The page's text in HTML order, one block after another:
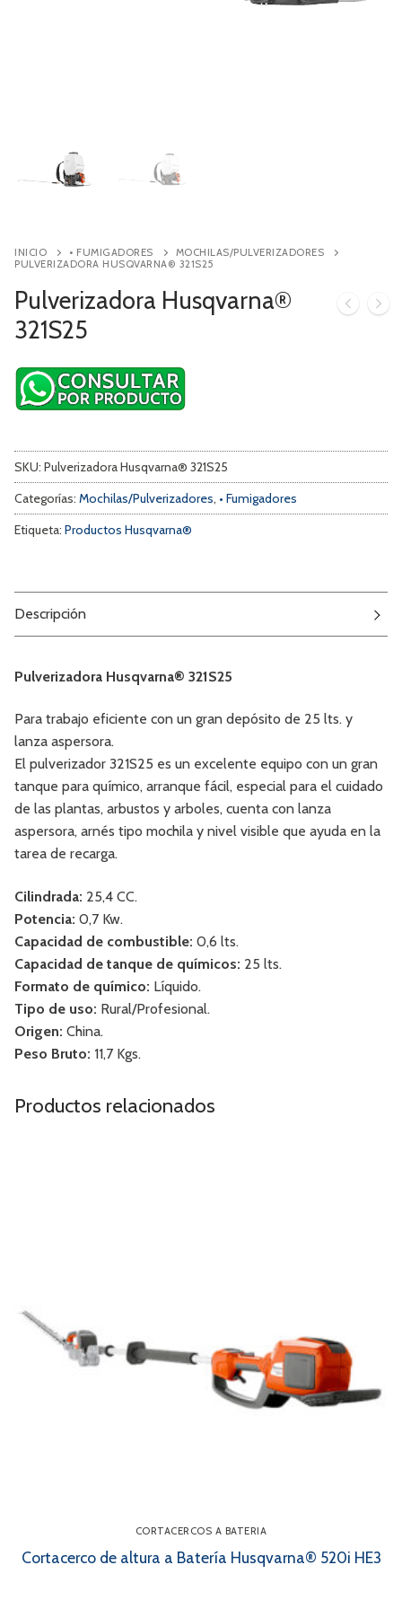
INICIO • FUMIGADORES
MOCHILAS/PULVERIZADORES
PULVERIZADORA HUSQVARNA® 321S25
Pulverizadora Husqvarna®
321S25
SKU: Pulverizadora Husqvarna® 321S25
Categorías: Mochilas/Pulverizadores, • Fumigadores
Etiqueta: Productos Husqvarna®
Descripción
Pulverizadora Husqvarna® 321S25
Para trabajo eficiente con un gran depósito de 25 lts. y
lanza aspersora.
El pulverizador 321S25 es un excelente equipo con un gran
tanque para químico, arranque fácil, especial para el cuidado
de las plantas, arbustos y arboles, cuenta con lanza
aspersora, arnés tipo mochila y nivel visible que ayuda en la
tarea de recarga.
Cilindrada: 25,4 CC.
Potencia: 0,7 Kw.
Capacidad de combustible: 0,6 lts.
Capacidad de tanque de químicos: 25 lts.
Formato de químico: Líquido.
Tipo de uso: Rural/Profesional.
Origen: China.
Peso Bruto: 11,7 Kgs.
Productos relacionados
CORTACERCOS A BATERIA
Cortacerco de altura a Batería Husqvarna® 520i HE3